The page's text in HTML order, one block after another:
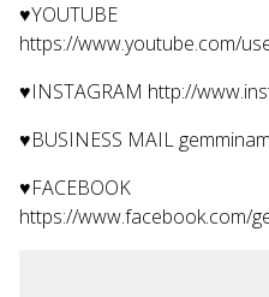
♥YOUTUBE
https://www.youtube.com/
♥INSTAGRAM http://
♥BUSINESS MAIL
♥FACEBOOK
https://www.facebook.com/